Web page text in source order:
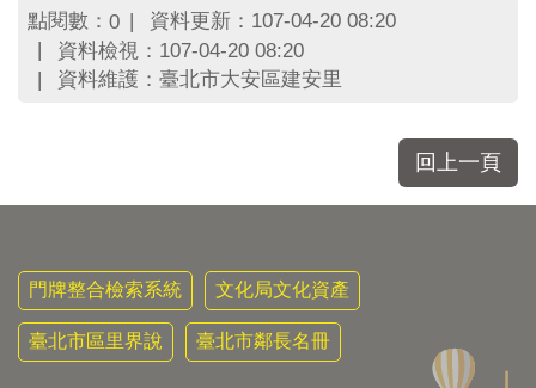
點閱數： 0
資料更新：107-04-20 08:20
資料檢視：107-04-20 08:20
資料維護：臺北市大安區建安里
回上一頁
門牌整合檢索系統 文化局文化資產
臺北市區里界說 臺北市鄰長名冊